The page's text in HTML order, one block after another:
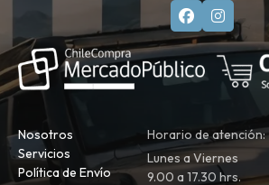
Nosotros
Servicios
Política de Envío
Horario de atención:
Lunes a Viernes
9.00 a 17.30 hrs.